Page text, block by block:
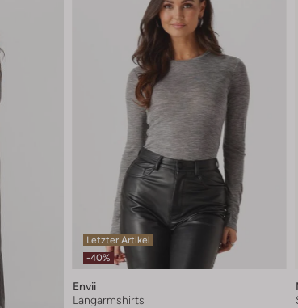
Letzter Artikel
-40%
Envii
Langarmshirts